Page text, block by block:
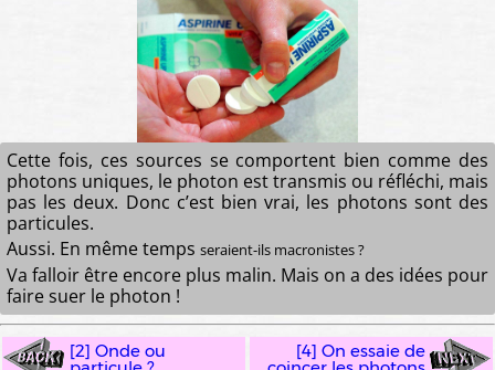
Cette fois, ces sources se comportent bien comme des
photons uniques, le photon est transmis ou réfléchi, mais
pas les deux. Donc c’est bien vrai, les photons sont des
particules.
Aussi. En même temps seraient-ils macronistes ?
Va falloir être encore plus malin. Mais on a des idées pour
faire suer le photon !
[2] Onde ou [4] On essaie de